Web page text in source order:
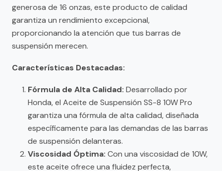
generosa de 16 onzas, este producto de calidad
garantiza un rendimiento excepcional,
proporcionando la atención que tus barras de
suspensión merecen.
Características Destacadas:
Fórmula de Alta Calidad: Desarrollado por
Honda, el Aceite de Suspensión SS-8 10W Pro
garantiza una fórmula de alta calidad, diseñada
específicamente para las demandas de las barras
de suspensión delanteras.
Viscosidad Óptima: Con una viscosidad de 10W,
este aceite ofrece una fluidez perfecta,